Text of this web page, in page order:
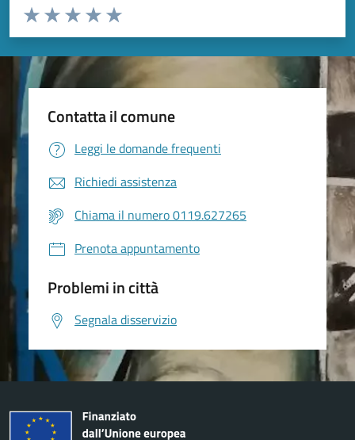
Valuta da 1 a 5 stelle la pagina
Valuta 5 stelle su 5
Valuta 4 stelle su 5
Valuta 3 stelle su 5
Valuta 2 stelle su 5
Valuta 1 stelle su 5
Contatta il comune
Leggi le domande frequenti
Richiedi assistenza
Chiama il numero 0119.627265
Prenota appuntamento
Problemi in città
Segnala disservizio